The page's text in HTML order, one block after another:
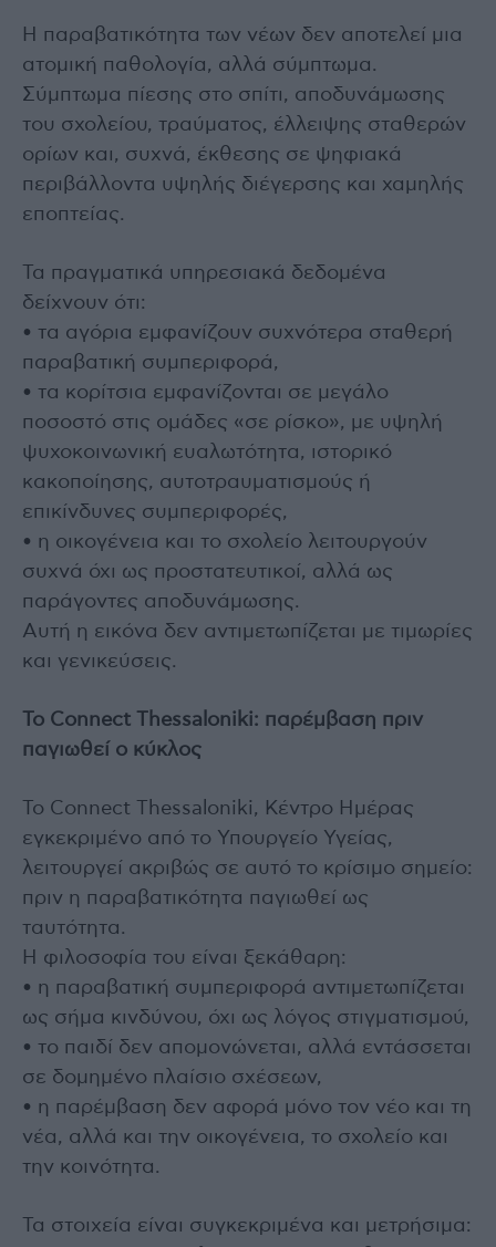
Η παραβατικότητα των νέων δεν αποτελεί μια
ατομική παθολογία, αλλά σύμπτωμα.
Σύμπτωμα πίεσης στο σπίτι, αποδυνάμωσης
του σχολείου, τραύματος, έλλειψης σταθερών
ορίων και, συχνά, έκθεσης σε ψηφιακά
περιβάλλοντα υψηλής διέγερσης και χαμηλής
εποπτείας.
Τα πραγματικά υπηρεσιακά δεδομένα
δείχνουν ότι:
• τα αγόρια εμφανίζουν συχνότερα σταθερή
παραβατική συμπεριφορά,
• τα κορίτσια εμφανίζονται σε μεγάλο
ποσοστό στις ομάδες «σε ρίσκο», με υψηλή
ψυχοκοινωνική ευαλωτότητα, ιστορικό
κακοποίησης, αυτοτραυματισμούς ή
επικίνδυνες συμπεριφορές,
• η οικογένεια και το σχολείο λειτουργούν
συχνά όχι ως προστατευτικοί, αλλά ως
παράγοντες αποδυνάμωσης.
Αυτή η εικόνα δεν αντιμετωπίζεται με τιμωρίες
και γενικεύσεις.
Το Connect Thessaloniki: παρέμβαση πριν
παγιωθεί ο κύκλος
Το Connect Thessaloniki, Κέντρο Ημέρας
εγκεκριμένο από το Υπουργείο Υγείας,
λειτουργεί ακριβώς σε αυτό το κρίσιμο σημείο:
πριν η παραβατικότητα παγιωθεί ως
ταυτότητα.
Η φιλοσοφία του είναι ξεκάθαρη:
• η παραβατική συμπεριφορά αντιμετωπίζεται
ως σήμα κινδύνου, όχι ως λόγος στιγματισμού,
• το παιδί δεν απομονώνεται, αλλά εντάσσεται
σε δομημένο πλαίσιο σχέσεων,
• η παρέμβαση δεν αφορά μόνο τον νέο και τη
νέα, αλλά και την οικογένεια, το σχολείο και
την κοινότητα.
Τα στοιχεία είναι συγκεκριμένα και μετρήσιμα: